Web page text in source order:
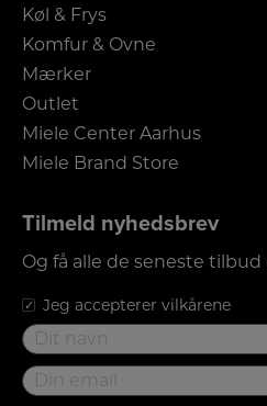
Køl & Frys
Komfur & Ovne
Mærker
Outlet
Miele Center Aarhus
Miele Brand Store
Tilmeld nyhedsbrev
Og få alle de seneste
Jeg accepterer vilkårene